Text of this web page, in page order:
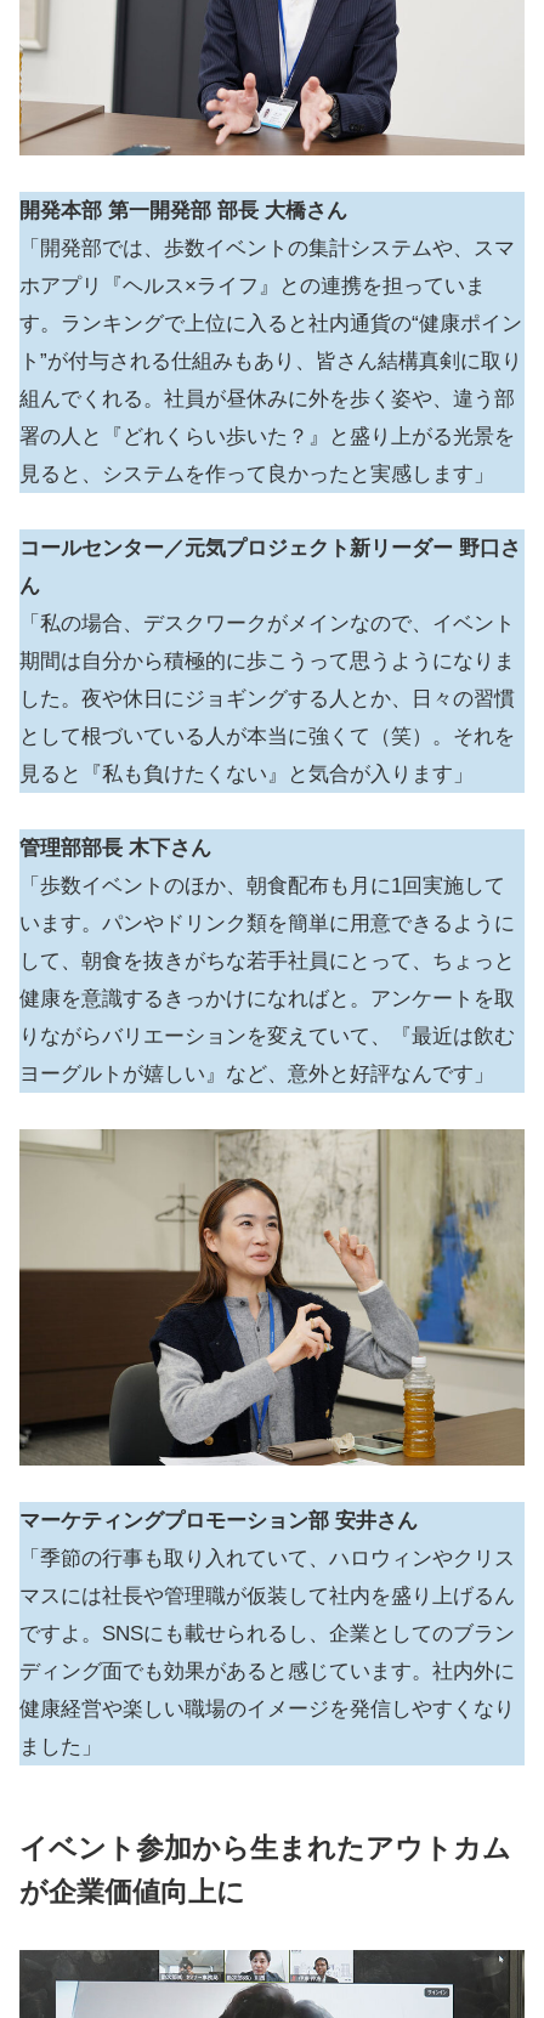
開発本部 第一開発部 部長 大橋さん
「開発部では、歩数イベントの集計システムや、スマ
ホアプリ『ヘルス×ライフ』との連携を担っていま
す。ランキングで上位に入ると社内通貨の“健康ポイン
ト”が付与される仕組みもあり、皆さん結構真剣に取り
組んでくれる。社員が昼休みに外を歩く姿や、違う部
署の人と『どれくらい歩いた？』と盛り上がる光景を
見ると、システムを作って良かったと実感します」
コールセンター／元気プロジェクト新リーダー 野口さ
ん
「私の場合、デスクワークがメインなので、イベント
期間は自分から積極的に歩こうって思うようになりま
した。夜や休日にジョギングする人とか、日々の習慣
として根づいている人が本当に強くて（笑）。それを
見ると『私も負けたくない』と気合が入ります」
管理部部長 木下さん
「歩数イベントのほか、朝食配布も月に1回実施して
います。パンやドリンク類を簡単に用意できるように
して、朝食を抜きがちな若手社員にとって、ちょっと
健康を意識するきっかけになればと。アンケートを取
りながらバリエーションを変えていて、『最近は飲む
ヨーグルトが嬉しい』など、意外と好評なんです」
マーケティングプロモーション部 安井さん
「季節の行事も取り入れていて、ハロウィンやクリス
マスには社長や管理職が仮装して社内を盛り上げるん
ですよ。SNSにも載せられるし、企業としてのブラン
ディング面でも効果があると感じています。社内外に
健康経営や楽しい職場のイメージを発信しやすくなり
ました」
イベント参加から生まれたアウトカム
が企業価値向上に